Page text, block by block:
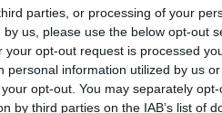
parties, or processing of your
us, please use the below opt-out
opt-out request is processed
information utilized by us
opt-out. You may separately
by third parties on the IAB’s list of
része felső vezetői
említését a
attól félnek, hogy az
bevételforrástól esnének